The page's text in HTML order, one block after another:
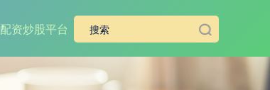
配资炒股平台